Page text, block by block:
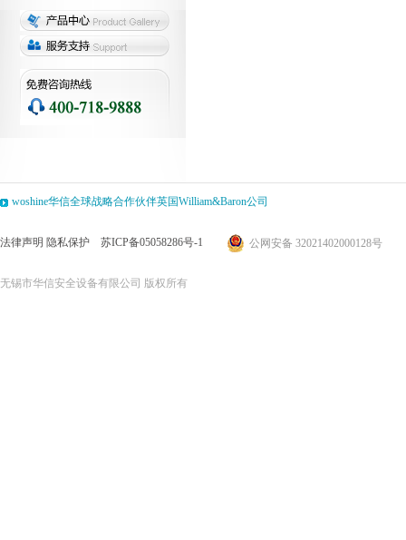
woshine华信全球战略合作伙伴英国William&Baron公司
法律声明 隐私保护 苏ICP备05058286号-1 公网安备 32021402000128号
无锡市华信安全设备有限公司 版权所有